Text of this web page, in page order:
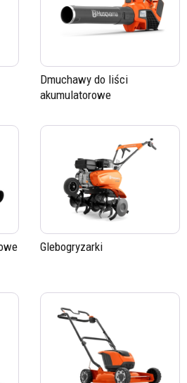
Dmuchawy do liści
akumulatorowe
Glebogryzarki